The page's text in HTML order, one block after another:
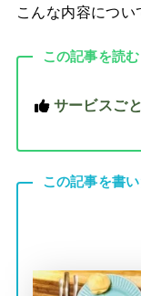
こんな内容につい
この記事を読む
サービスご
この記事を書